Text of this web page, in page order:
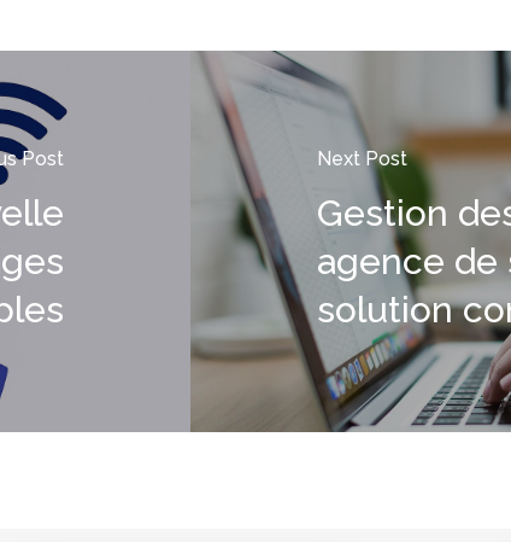
Post Next Post
Gestion
agence de
solution